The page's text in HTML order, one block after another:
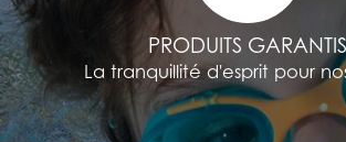
PRODUITS GARANTIS
La tranquillité d'esprit pour